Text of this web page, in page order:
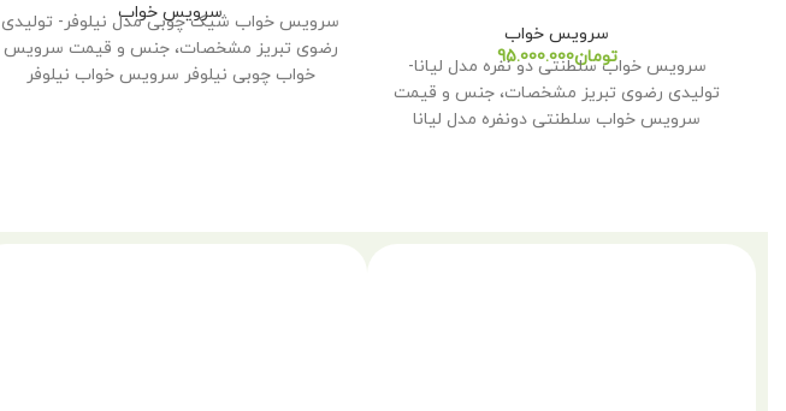
سرویس خواب
تومان
سرویس خواب سلطنتی دو نفره مدل لیانا-
تولیدی رضوی تبریز مشخصات، جنس و قیمت
سرویس خواب سلطنتی دونفره مدل لیانا
سرویس خواب
سرویس خواب شیک چوبی مدل نیلوفر- تولیدی
رضوی تبریز مشخصات، جنس و قیمت سرویس
خواب چوبی نیلوفر سرویس خواب نیلوفر